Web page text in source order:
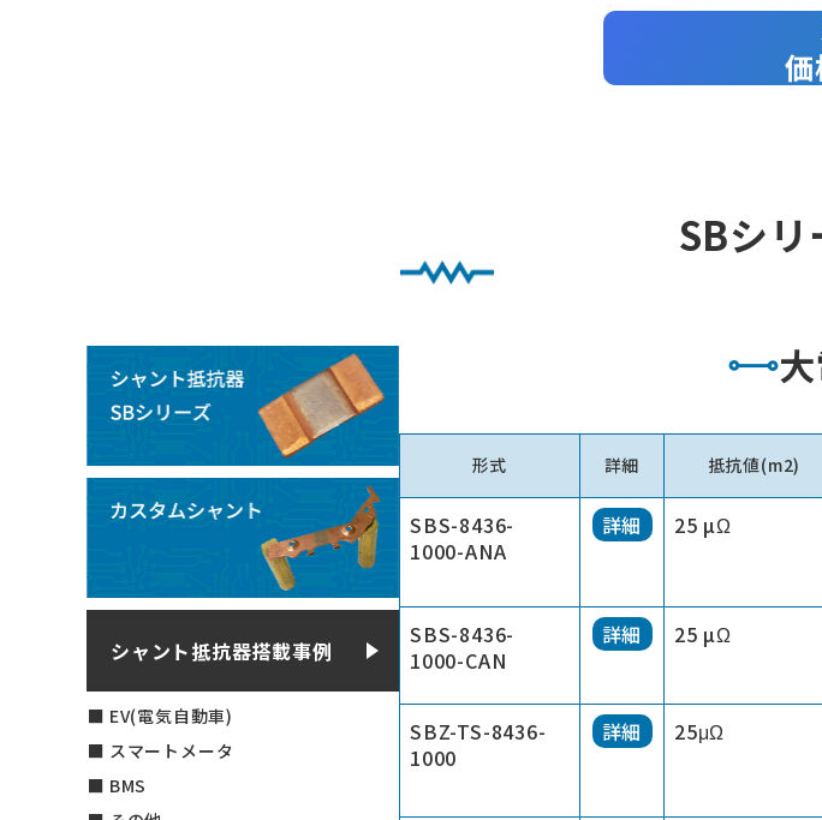
価
SBシ
形式 詳細 抵抗値(m2)
SBS-8436-
1000-ANA
詳細 25 µΩ
SBS-8436-
1000-CAN
詳細 25 µΩ
SBZ-TS-8436-
1000
詳細 25μΩ
シャント抵抗器搭載事例
EV(電気自動車)
スマートメータ
BMS